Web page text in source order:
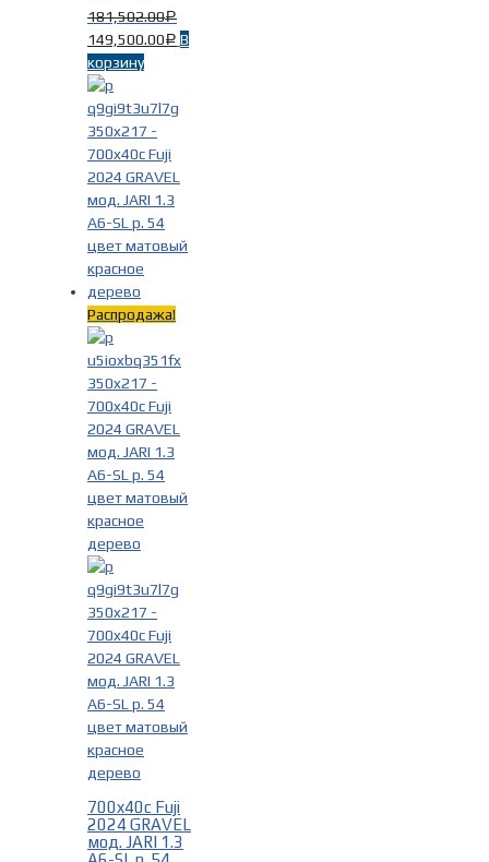
181,502.00Р
149,500.00 Р В
корзину
Распродажа!
700x40c Fuji
2024 GRAVEL
мод. JARI 1.3